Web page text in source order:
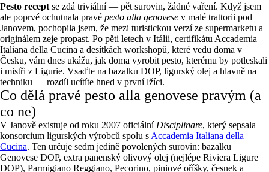
Pesto recept se zdá triviální — pět surovin, žádné vaření. Když jsem
ale poprvé ochutnala pravé pesto alla genovese v malé trattorii pod
Janovem, pochopila jsem, že mezi turistickou verzí ze supermarketu a
originálem zeje propast. Po pěti letech v Itálii, certifikátu Accademia
Italiana della Cucina a desítkách workshopů, které vedu doma v
Česku, vám dnes ukážu, jak doma vyrobit pesto, kterému by potleskali
i mistři z Ligurie. Vsaďte na bazalku DOP, ligurský olej a hlavně na
techniku — rozdíl ucítíte hned v první lžíci.
Co dělá pravé pesto alla genovese pravým (a
co ne)
V Janově existuje od roku 2007 oficiální Disciplinare, který sepsala
konsorcium ligurských výrobců spolu s Accademia Italiana della
Cucina. Ten určuje sedm jedině povolených surovin: bazalku
Genovese DOP, extra panenský olivový olej (nejlépe Riviera Ligure
DOP), Parmigiano Reggiano, Pecorino, piniové oříšky, česnek a